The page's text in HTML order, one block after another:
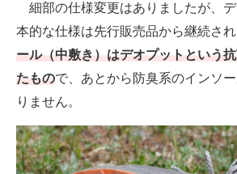
細部の仕様変更はありましたが、
本的な仕様は先行販売品から継続され
ール（中敷き）はデオプットという
たもので、あとから防臭系のインソ
りません。